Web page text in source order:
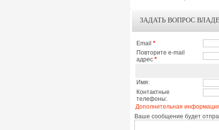
ЗАДАТЬ ВОПРОС
Email *
Повторите e-mail
адрес *
Имя:
Контактные
телефоны:
Дополнительная
Ваше сообщение будет